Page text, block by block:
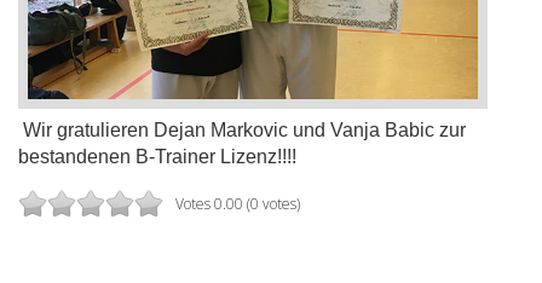
Wir gratulieren Dejan Markovic und Vanja Babic zur
bestandenen B-Trainer Lizenz!!!!
Votes 0.00 (0 votes)